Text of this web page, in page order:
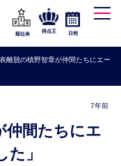
順位表
得点王 日程
離脱の槙野智章が仲間たちにエー
7年前
」